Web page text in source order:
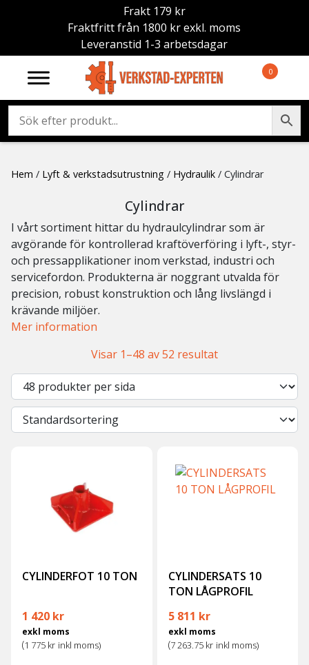
Frakt 179 kr
Fraktfritt från 1800 kr exkl. moms
Leveranstid 1-3 arbetsdagar
0
Hem / Lyft & verkstadsutrustning / Hydraulik / Cylindrar
Cylindrar
I vårt sortiment hittar du hydraulcylindrar som är
avgörande för kontrollerad kraftöverföring i lyft-, styr-
och pressapplikationer inom verkstad, industri och
servicefordon. Produkterna är noggrant utvalda för
precision, robust konstruktion och lång livslängd i
krävande miljöer.
Mer information
Visar 1–48 av 52 resultat
CYLINDERFOT 10 TON
1 420 kr
exkl moms
(1 775 kr inkl moms)
CYLINDERSATS 10
TON LÅGPROFIL
5 811 kr
exkl moms
(7 263.75 kr inkl moms)